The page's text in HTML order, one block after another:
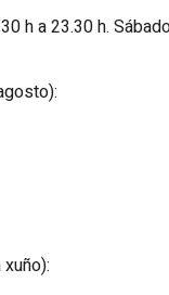
h a 23.30 h.